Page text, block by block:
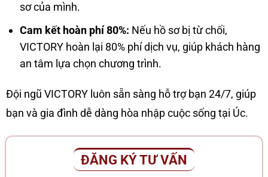
sơ của mình.
Cam kết hoàn phí 80%: Nếu hồ sơ bị từ chối,
VICTORY hoàn lại 80% phí dịch vụ, giúp khách hàng
an tâm lựa chọn chương trình.
Đội ngũ VICTORY luôn sẵn sàng hỗ trợ bạn 24/7, giúp
bạn và gia đình dễ dàng hòa nhập cuộc sống tại Úc.
ĐĂNG KÝ TƯ VẤN